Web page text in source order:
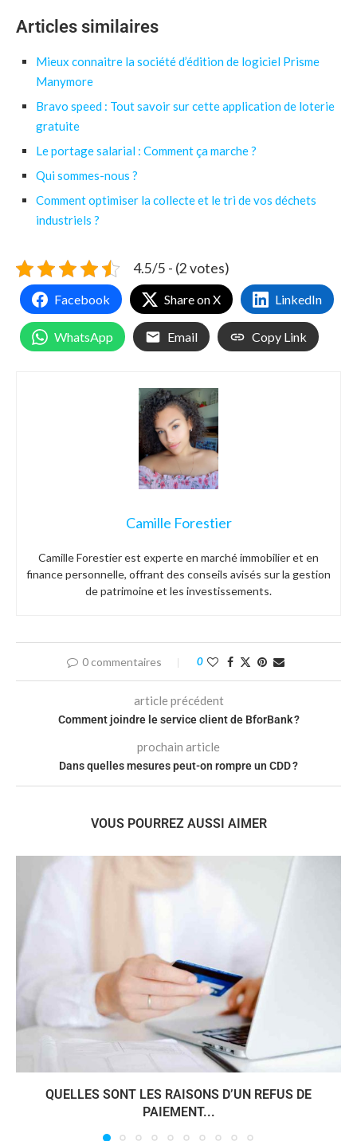
Articles similaires
Mieux connaitre la société d’édition de logiciel Prisme
Manymore
Bravo speed : Tout savoir sur cette application de loterie
gratuite
Le portage salarial : Comment ça marche ?
Qui sommes-nous ?
Comment optimiser la collecte et le tri de vos déchets
industriels ?
4.5/5 - (2 votes)
Facebook Share on X LinkedIn
WhatsApp Email Copy Link
Camille Forestier
Camille Forestier est experte en marché immobilier et en
finance personnelle, offrant des conseils avisés sur la gestion
de patrimoine et les investissements.
0 commentaires 0
article précédent
Comment joindre le service client de BforBank ?
prochain article
Dans quelles mesures peut-on rompre un CDD ?
VOUS POURREZ AUSSI AIMER
QUELLES SONT LES RAISONS D’UN REFUS DE
PAIEMENT...